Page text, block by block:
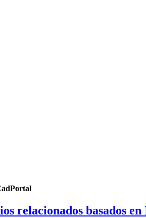
relacionados basados